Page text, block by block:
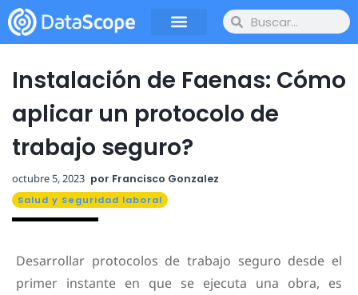
Instalación de Faenas: Cómo
aplicar un protocolo de
trabajo seguro?
octubre 5, 2023 por Francisco Gonzalez
Salud y Seguridad laboral
Desarrollar protocolos de trabajo seguro desde el
primer instante en que se ejecuta una obra, es